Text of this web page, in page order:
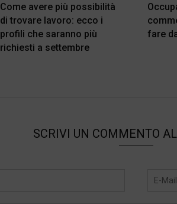
Come avere più possibilità
di trovare lavoro: ecco i
profili che saranno più
richiesti a settembre
fare
SCRIVI UN COMMENTO